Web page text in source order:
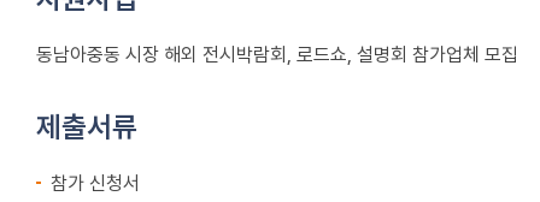
동남아중동 시장 해외 전시박람회, 로드쇼, 설명회 참가업체 모집
제출서류
참가 신청서